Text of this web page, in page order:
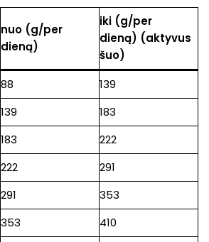
nuo (g/per
dieną)
iki (g/per
dieną) (aktyvus
šuo)
88
139
139
183
183
222
222
291
291
353
353
410